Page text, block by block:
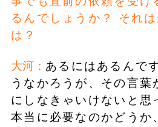
るんでしょうか？ それ
は？
大河： あるにはあるんで
うなかろうが、その言葉
にしなきゃいけないと思
本当に必要なのかどうか